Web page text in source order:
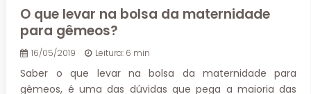
O que levar na bolsa da maternidade
para gêmeos?
16/05/2019 Leitura: 6 min
Saber o que levar na bolsa da maternidade para
gêmeos, é uma das dúvidas que pega a maioria das